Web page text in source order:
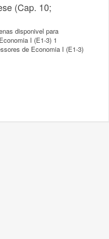
(Cap. 10;
disponivel para
I (E1-3) 1
de Economia I (E1-3)